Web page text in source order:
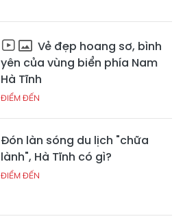
Vẻ đẹp hoang sơ, bình
yên của vùng biển phía Nam
Hà Tĩnh
ĐIỂM ĐẾN
Đón làn sóng du lịch "chữa
lành", Hà Tĩnh có gì?
ĐIỂM ĐẾN